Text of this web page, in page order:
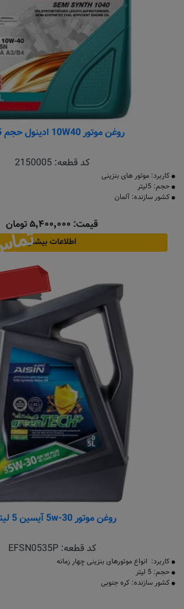
روغن موتور 10W40 ادینول حجم 5 لیتر
کد قطعه:2150005
کاربرد: موتور های بنزینی
حجم: 5لیتر
کشور سازنده: آلمان
قیمت: ۵٬۴۰۰٬۰۰۰ تومان
اطلاعات بیشتر
روغن موتور 5w-30 آیسین 5 لیتری
کد قطعه:EFSN0535P
کاربرد: انواع موتورهای بنزینی چهار زمانه
حجم: 5 لیتر
کشور سازنده: کره جنوبی